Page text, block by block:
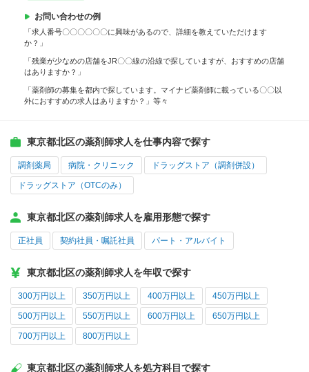
お問い合わせの例
「求人番号〇〇〇〇〇〇に興味があるので、詳細を教えていただけます
か？」
「残業が少なめの店舗をJR〇〇線の沿線で探していますが、おすすめの店舗
はありますか？」
「薬剤師の募集を都内で探しています。マイナビ薬剤師に載っている〇〇以
外におすすめの求人はありますか？」等々
東京都北区の薬剤師求人を仕事内容で探す
調剤薬局 病院・クリニック ドラッグストア（調剤併設）
ドラッグストア（OTCのみ）
東京都北区の薬剤師求人を雇用形態で探す
正社員 契約社員・嘱託社員 パート・アルバイト
東京都北区の薬剤師求人を年収で探す
300万円以上 350万円以上 400万円以上 450万円以上
500万円以上 550万円以上 600万円以上 650万円以上
700万円以上 800万円以上
東京都北区の薬剤師求人を処方科目で探す